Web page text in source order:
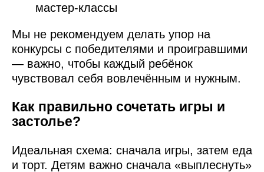
мастер-классы
Мы не рекомендуем делать упор на
конкурсы с победителями и проигравшими
— важно, чтобы каждый ребёнок
чувствовал себя вовлечённым и нужным.
Как правильно сочетать игры и
застолье?
Идеальная схема: сначала игры, затем еда
и торт. Детям важно сначала «выплеснуть»